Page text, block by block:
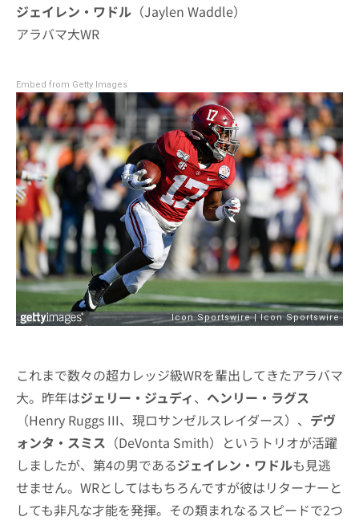
ジェイレン・ワドル （Jaylen Waddle）
アラバマ大WR
Embed from Getty Images
これまで数々の超カレッジ級WRを輩出してきたアラバマ
大。昨年はジェリー・ジュディ、 ヘンリー・ラグス
（Henry Ruggs III、現ロサンゼルスレイダース）、 デヴ
ォンタ・スミス （DeVonta Smith）というトリオが活躍
しましたが、第4の男であるジェイレン・ワドルも見逃
せません。WRとしてはもちろんですが彼はリターナーと
しても非凡な才能を発揮。その類まれなるスピードで2つ